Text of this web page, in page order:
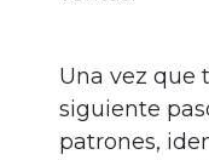
Una vez que
siguiente
patrones,